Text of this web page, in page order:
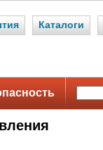
Каталоги